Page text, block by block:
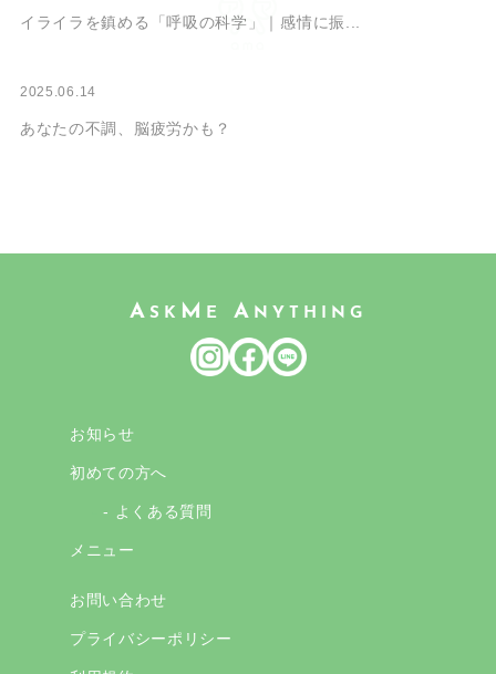
イライラを鎮める「呼吸の科学」｜感情に振...
2025.06.14
あなたの不調、脳疲労かも？
A SK M E A NYTHING
お知らせ
初めての方へ
- よくある質問
メニュー
お問い合わせ
プライバシーポリシー